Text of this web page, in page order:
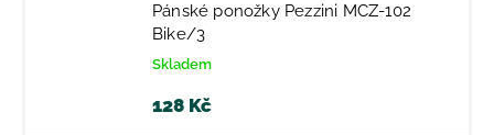
Pánské ponožky Pezzini MCZ-102
Bike/3
Skladem
128 Kč